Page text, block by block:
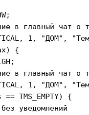
в главный чат о
1, "ДОМ",
{
в главный чат о
1, "ДОМ",
== TMS_EMPTY) {
уведомлений